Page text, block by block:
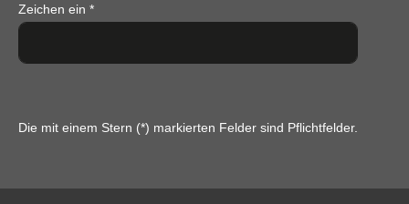
Zeichen ein *
Die mit einem Stern (*) markierten Felder sind Pflichtfelder.